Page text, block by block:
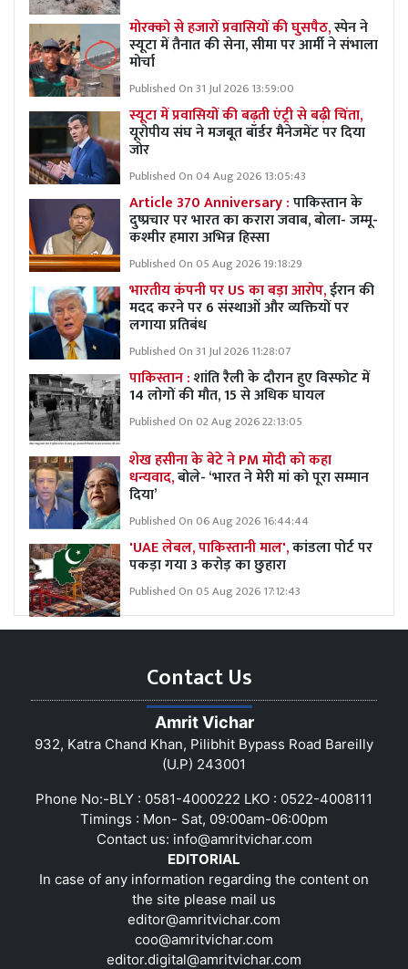
मोरक्को से हजारों प्रवासियों की घुसपैठ,स्पेन ने
स्यूटा में तैनात की सेना, सीमा पर आर्मी ने संभाला
मोर्चा
Published On 31 Jul 2026 13:59:00
स्यूटा में प्रवासियों की बढ़ती एंट्री से बढ़ी चिंता,
यूरोपीय संघ ने मजबूत बॉर्डर मैनेजमेंट पर दिया
जोर
Published On 04 Aug 2026 13:05:43
Article 370 Anniversary :पाकिस्तान के
दुष्प्रचार पर भारत का करारा जवाब, बोला- जम्मू-
कश्मीर हमारा अभिन्न हिस्सा
Published On 05 Aug 2026 19:18:29
भारतीय कंपनी पर US का बड़ा आरोप,ईरान की
मदद करने पर 6 संस्थाओं और व्यक्तियों पर
लगाया प्रतिबंध
Published On 31 Jul 2026 11:28:07
पाकिस्तान :शांति रैली के दौरान हुए विस्फोट में
14 लोगों की मौत, 15 से अधिक घायल
Published On 02 Aug 2026 22:13:05
शेख हसीना के बेटे ने PM मोदी को कहा
धन्यवाद,बोले- ‘भारत ने मेरी मां को पूरा सम्मान
दिया’
Published On 06 Aug 2026 16:44:44
'UAE लेबल, पाकिस्तानी माल',कांडला पोर्ट पर
पकड़ा गया 3 करोड़ का छुहारा
Published On 05 Aug 2026 17:12:43
Contact Us
Amrit Vichar
932, Katra Chand Khan, Pilibhit Bypass Road Bareilly
(U.P) 243001
Phone No:-BLY : 0581-4000222 LKO : 0522-4008111
Timings : Mon- Sat, 09:00am-06:00pm
Contact us: info@amritvichar.com
EDITORIAL
In case of any information regarding the content on
the site please mail us
editor@amritvichar.com
coo@amritvichar.com
editor.digital@amritvichar.com